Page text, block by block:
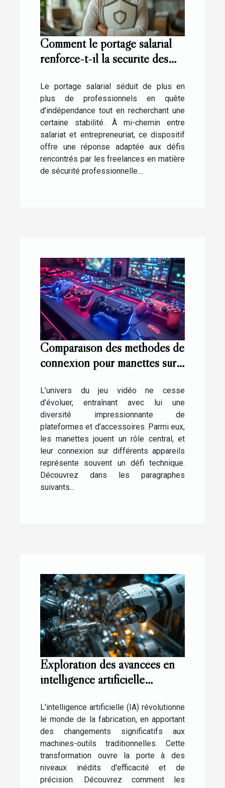
Comment le portage salarial
renforce-t-il la sécurité des
Le portage salarial séduit de plus en
plus de professionnels en quête
d'indépendance tout en recherchant une
certaine stabilité. À mi-chemin entre
salariat et entrepreneuriat, ce dispositif
offre une réponse adaptée aux défis
rencontrés par les freelances en matière
de sécurité professionnelle....
Comparaison des méthodes de
connexion pour manettes sur
L’univers du jeu vidéo ne cesse
d’évoluer, entraînant avec lui une
diversité impressionnante de
plateformes et d’accessoires. Parmi eux,
les manettes jouent un rôle central, et
leur connexion sur différents appareils
représente souvent un défi technique.
Découvrez dans les paragraphes
suivants...
Exploration des avancées en
intelligence artificielle
outils
L'intelligence artificielle (IA) révolutionne
le monde de la fabrication, en apportant
des changements significatifs aux
machines-outils traditionnelles. Cette
transformation ouvre la porte à des
niveaux inédits d'efficacité et de
précision. Découvrez comment les